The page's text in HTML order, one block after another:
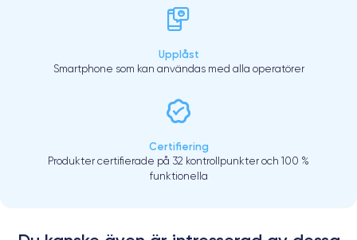
Upplåst
Smartphone som kan användas med alla operatörer
Certifiering
Produkter certifierade på 32 kontrollpunkter och 100 %
funktionella